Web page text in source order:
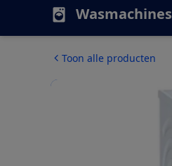
Wasmachines
Toon alle producten